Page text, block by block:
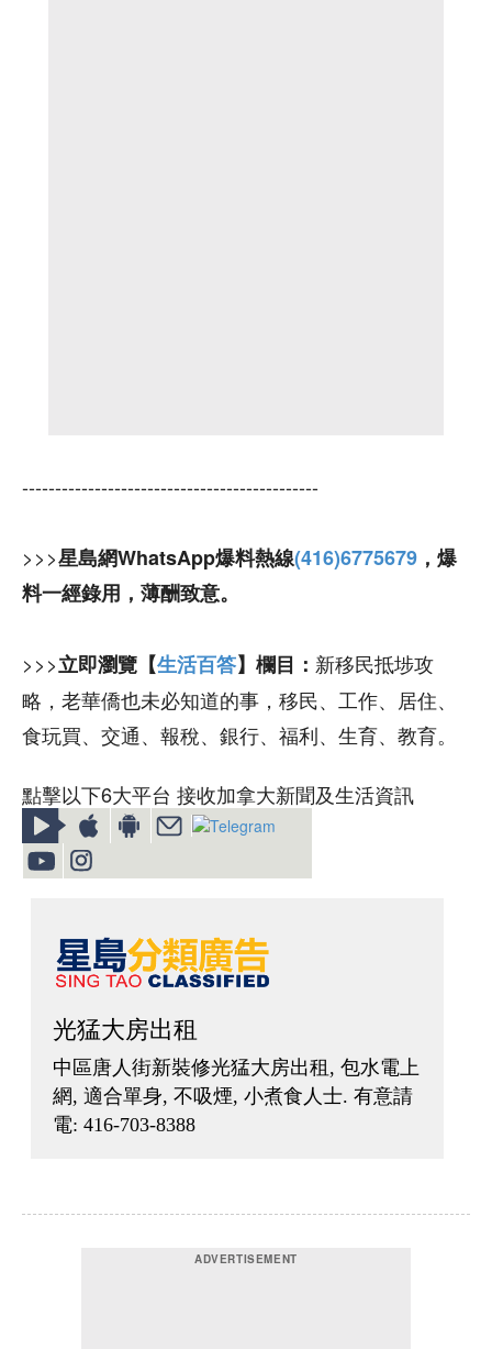
---------------------------------------------
>>>星島網WhatsApp爆料熱線(416)6775679 ，爆
料一經錄用，薄酬致意。
>>>立即瀏覽【生活百答】欄目： 新移民抵埗攻
略，老華僑也未必知道的事，移民、工作、居住、
食玩買、交通、報稅、銀行、福利、生育、教育。
點擊以下6大平台 接收加拿大新聞及生活資訊